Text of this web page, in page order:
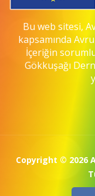
Bu web sitesi,
kapsamında
İçeriğin
Gökkuşağı
Copyright © 2026